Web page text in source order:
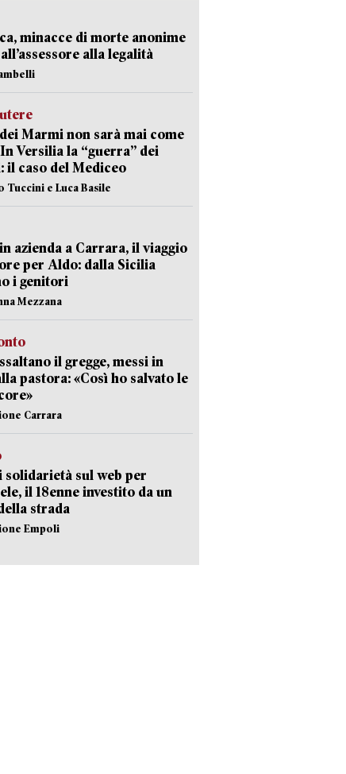
minacce di morte anonime
alla legalità
Marmi non sarà mai come
Versilia la “guerra” dei
il caso del Mediceo
Tuccini e Luca Basile
azienda a Carrara, il viaggio
per Aldo: dalla Sicilia
i genitori
Mezzana
il gregge, messi in
pastora: «Così ho salvato le
Carrara
solidarietà sul web per
il 18enne investito da un
strada
Empoli